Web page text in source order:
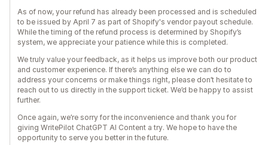
As of now, your refund has already been processed and is scheduled
to be issued by April 7 as part of Shopify's vendor payout schedule.
While the timing of the refund process is determined by Shopify’s
system, we appreciate your patience while this is completed.
We truly value your feedback, as it helps us improve both our product
and customer experience. If there’s anything else we can do to
address your concerns or make things right, please don’t hesitate to
reach out to us directly in the support ticket. We’d be happy to assist
further.
Once again, we’re sorry for the inconvenience and thank you for
giving WritePilot ChatGPT AI Content a try. We hope to have the
opportunity to serve you better in the future.